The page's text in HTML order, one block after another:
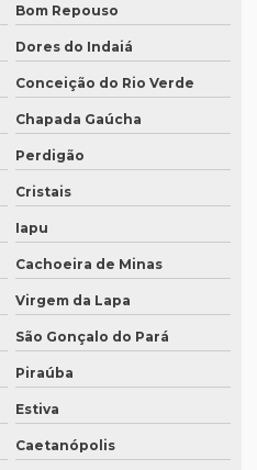
em brasília
no rio de janeiro
no rj
em porto alegre
em recife
em sp
Bom Repouso
Dores do Indaiá
Conceição do Rio Verde
Chapada Gaúcha
Perdigão
Cristais
Iapu
Cachoeira de Minas
Virgem da Lapa
São Gonçalo do Pará
Piraúba
Estiva
Caetanópolis